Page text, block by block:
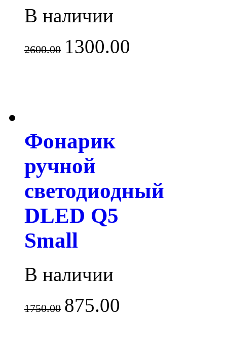
В наличии
2600.00 1300.00
Фонарик
ручной
светодиодный
DLED Q5
Small
В наличии
1750.00 875.00